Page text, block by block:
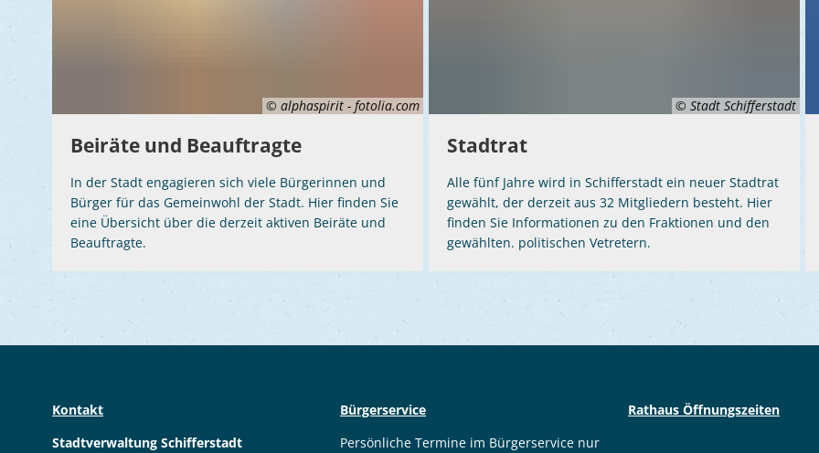
© alphaspirit - fotolia.com
Beiräte und Beauftragte
In der Stadt engagieren sich viele Bürgerinnen und
Bürger für das Gemeinwohl der Stadt. Hier finden Sie
eine Übersicht über die derzeit aktiven Beiräte und
Beauftragte.
© Stadt Schifferstadt
Stadtrat
Alle fünf Jahre wird in Schifferstadt ein neuer Stadtrat
gewählt, der derzeit aus 32 Mitgliedern besteht. Hier
finden Sie Informationen zu den Fraktionen und den
gewählten. politischen Vetretern.
Kontakt
Stadtverwaltung Schifferstadt
Bürgerservice
Persönliche Termine im Bürgerservice nur
Rathaus Öffnungszeiten